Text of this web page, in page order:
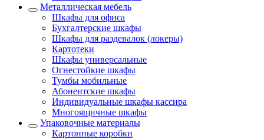
Металлическая мебель
Шкафы для офиса
Бухгалтерские шкафы
Шкафы для раздевалок (локеры)
Картотеки
Шкафы универсальные
Огнестойкие шкафы
Тумбы мобильные
Абонентские шкафы
Индивидуальные шкафы кассира
Многоящичные шкафы
Упаковочные материалы
Картонные коробки